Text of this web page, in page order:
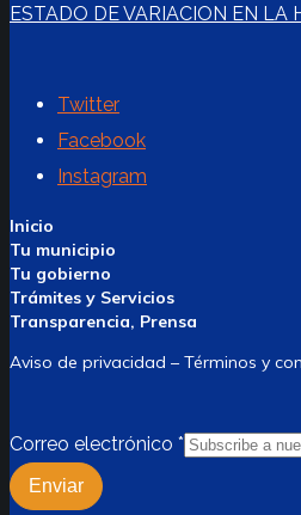
ESTADO DE VARIACION EN LA
Twitter
Facebook
Instagram
Inicio
Tu municipio
Tu gobierno
Trámites y Servicios
Transparencia, Prensa
Aviso de privacidad – Términos y
Correo electrónico *
Enviar